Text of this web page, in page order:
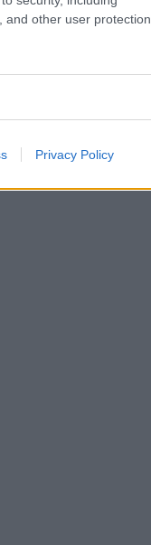
other user protection.
Privacy Policy